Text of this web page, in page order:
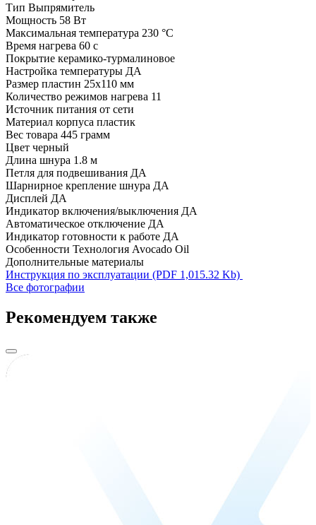
Тип Выпрямитель
Мощность 58 Вт
Максимальная температура 230 °С
Время нагрева 60 с
Покрытие керамико-турмалиновое
Настройка температуры ДА
Размер пластин 25x110 мм
Количество режимов нагрева 11
Источник питания от сети
Материал корпуса пластик
Вес товара 445 грамм
Цвет черный
Длина шнура 1.8 м
Петля для подвешивания ДА
Шарнирное крепление шнура ДА
Дисплей ДА
Индикатор включения/выключения ДА
Автоматическое отключение ДА
Индикатор готовности к работе ДА
Особенности Технология Avocado Oil
Дополнительные материалы
Инструкция по эксплуатации (PDF 1,015.32 Kb)
Все фотографии
Рекомендуем также